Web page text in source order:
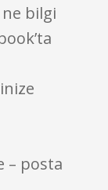
ne bilgi
– posta